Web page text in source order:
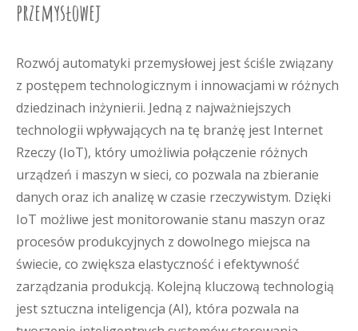
przemysłowej
Rozwój automatyki przemysłowej jest ściśle związany
z postępem technologicznym i innowacjami w różnych
dziedzinach inżynierii. Jedną z najważniejszych
technologii wpływających na tę branżę jest Internet
Rzeczy (IoT), który umożliwia połączenie różnych
urządzeń i maszyn w sieci, co pozwala na zbieranie
danych oraz ich analizę w czasie rzeczywistym. Dzięki
IoT możliwe jest monitorowanie stanu maszyn oraz
procesów produkcyjnych z dowolnego miejsca na
świecie, co zwiększa elastyczność i efektywność
zarządzania produkcją. Kolejną kluczową technologią
jest sztuczna inteligencja (AI), która pozwala na